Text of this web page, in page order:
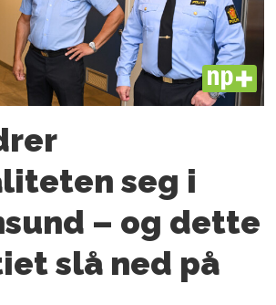
PLUS
seg i
– og dette
slå ned på